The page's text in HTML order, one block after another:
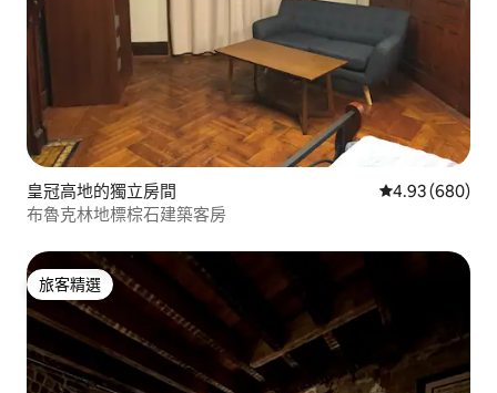
皇冠高地的獨立房間 從 680 則評價
4.93 (680)
布魯克林地標棕石建築客房
旅客精選
旅客精選